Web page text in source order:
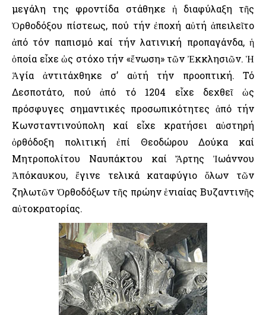
μεγάλη της φροντίδα στάθηκε ἡ διαφύλαξη τῆς
Ὀρθοδόξου πίστεως, πού τήν ἐποχή αὐτή ἀπειλεῖτο
ἀπό τόν παπισμό καί τήν λατινική προπαγάνδα, ἡ
ὁποία εἶχε ὡς στόχο τήν «ἕνωση» τῶν Ἐκκλησιῶν. Ἡ
Ἁγία ἀντιτάχθηκε σ’ αὐτή τήν προοπτική. Τό
Δεσποτάτο, πού ἀπό τό 1204 εἶχε δεχθεῖ ὡς
πρόσφυγες σημαντικές προσωπικότητες ἀπό τήν
Κωνσταντινούπολη καί εἶχε κρατήσει αὐστηρή
ὀρθόδοξη πολιτική ἐπί Θεοδώρου Δούκα καί
Μητροπολίτου Ναυπάκτου καί Ἄρτης Ἰωάννου
Ἀπόκαυκου, ἔγινε τελικά καταφύγιο ὅλων τῶν
ζηλωτῶν Ὀρθοδόξων τῆς πρώην ἑνιαίας Βυζαντινῆς
αὐτοκρατορίας.